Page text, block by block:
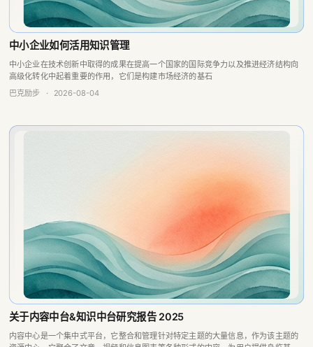
中小企业在技术创新中取得的成果在提高一个国家的国际竞争力以及推进经济结构向
高级化转化中起着重要的作用，它们是构建市场经济的基石
巴克励步 · 2026-08-04
关于内容中台&知识中台研究报告 2025
内容中心是一个集中式平台，它整合和管理针对特定主题的大量信息，作为该主题的
资源中心。它聚合了文章、视频和信息图表等各种形式的内容，为用户提供身临其境
的体验和轻松获取各种信息。
巴克励步 · 2026-08-04